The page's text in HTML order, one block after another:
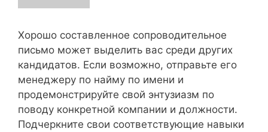
Хорошо составленное сопроводительное
письмо может выделить вас среди других
кандидатов. Если возможно, отправьте его
менеджеру по найму по имени и
продемонстрируйте свой энтузиазм по
поводу конкретной компании и должности.
Подчеркните свои соответствующие навыки